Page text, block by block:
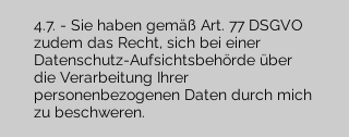
4.7. - Sie haben gemäß Art. 77 DSGVO
zudem das Recht, sich bei einer
Datenschutz-Aufsichtsbehörde über
die Verarbeitung Ihrer
personenbezogenen Daten durch mich
zu beschweren.